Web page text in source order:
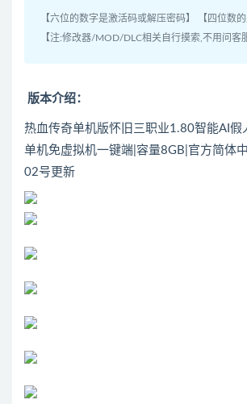
【六位的数字是激活码或解压密码】 【四位数的
【注:修改器/MOD/DLC相关自行摸索,不用问客
版本介绍：
热血传奇单机版怀旧三职业1.80智能AI假
单机免虚拟机一键端|容量8GB|官方简体
02号更新